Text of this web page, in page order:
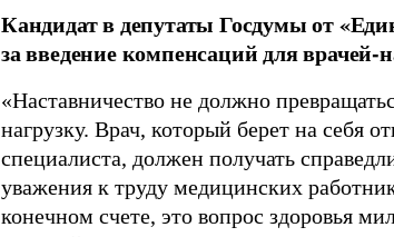
Кандидат в депутаты Госдумы от
за введение компенсаций для врачей-
«Наставничество не должно
нагрузку. Врач, который берет на себя
специалиста, должен получать
уважения к труду медицинских
конечном счете, это вопрос здоровья